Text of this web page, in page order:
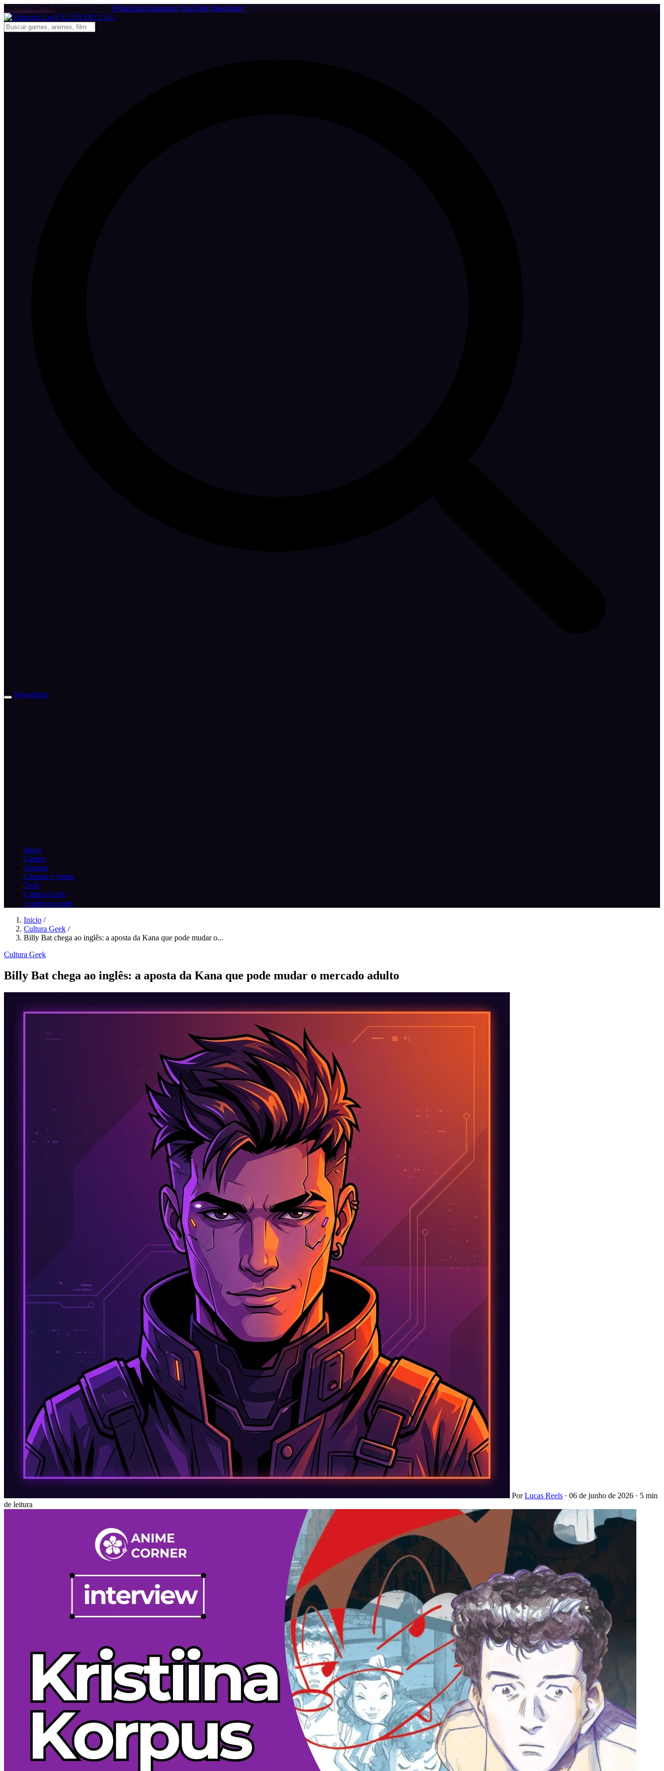
quinta-feira, 06 de agosto de 2026 WhatsApp InstagramYouTube Newsletter
CULPA DO LAG
Newsletter
Inicio
Games
Animes
Cinema e Series
Tech
Cultura Geek
// todos os posts
Inicio /
Cultura Geek /
Billy Bat chega ao inglês: a aposta da Kana que pode mudar o...
Cultura Geek
Billy Bat chega ao inglês: a aposta da Kana que pode mudar o mercado adulto
PorLucas Reels · 06 de junho de 2026 · 5 min
de leitura